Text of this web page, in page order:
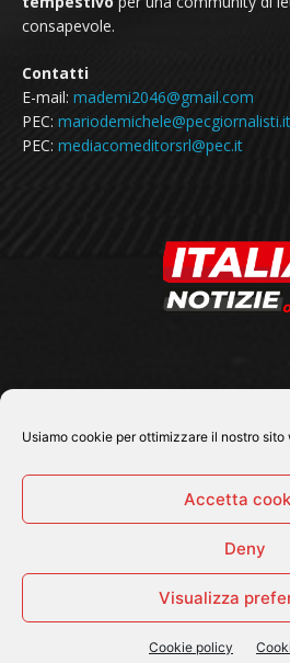
Usiamo cookie per ottimizzare il nostro
Accetta
Deny
Visualizza
Cookie policy
consapevole.
Contatti
E-mail: mademi2046@gmail.com
PEC: mariodemichele@pecgiornalisti.it
PEC: mediacomeditorsrl@pec.it
© 2026 Tutti i diritti riservati - Italia Notizie
Cronaca
Cultura e Spettacoli